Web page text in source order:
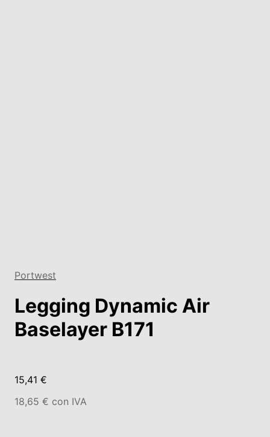
Portwest
Legging Dynamic Air
Baselayer B171
15,41 €
18,65 € con IVA